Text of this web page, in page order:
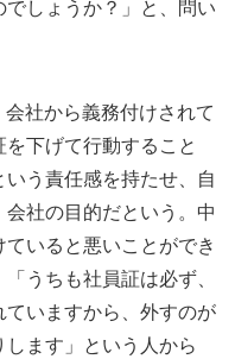
しょうか？」と、問い
社から義務付けされて
下げて行動すること
う責任感を持たせ、自
社の目的だという。中
いると悪いことができ
うちも社員証は必ず、
いますから、外すのが
ます」という人から